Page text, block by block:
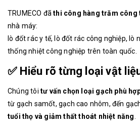
TRUMECO đãthi công hàng trăm công
nhà máy:
lò đốt rác y tế, lò đốt rác công nghiệp, lò
thống nhiệt công nghiệp trên toàn quốc.
✅ Hiểu rõ từng loại vật
Chúng tôi tư vấn chọn loại gạch phù
từ gạch samốt, gạch cao nhôm, đến
tuổi thọ và giảm thất thoát nhiệt năng